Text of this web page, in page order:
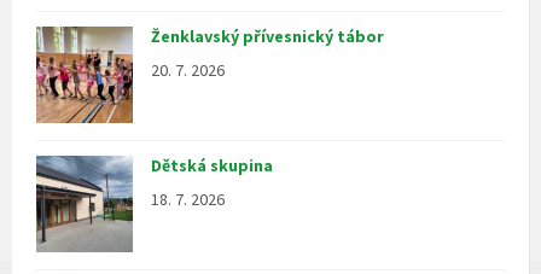
Ženklavský přívesnický tábor
20. 7. 2026
Dětská skupina
18. 7. 2026